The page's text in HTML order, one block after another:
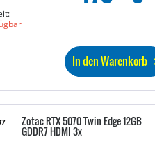
In den Warenkorb
Zotac RTX 5070 Twin Edge 12GB
GDDR7 HDMI 3x